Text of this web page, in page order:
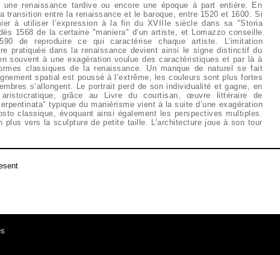
une renaissance tardive ou encore une époque à part entière. En
transition entre la renaissance et le baroque, entre 1520 et 1600. Si
à utiliser l’expression à la fin du XVIIIe siècle dans sa "Storia
1568 de la certaine "maniera" d’un artiste, et Lomazzo conseille
de reproduire ce qui caractérise chaque artiste. L’imitation
pratiquée dans la renaissance devient ainsi le signe distinctif du
souvent à une exagération voulue des caractéristiques et par là à
classiques de la renaissance. Un manque de naturel se fait
spatial est poussé à l’extrême, les couleurs sont plus fortes
s’allongent. Le portrait perd de son individualité et gagne, en
aristocratique, grâce au Livre du courtisan, œuvre littéraire de
typique du maniérisme vient à la suite d’une exagération
classique, évoquant ainsi également les perspectives multiples.
plus vers la sculpture de petite taille. L’architecture joue à son tour